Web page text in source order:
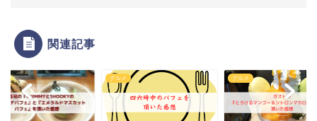
関連記事
グルメ グルメ